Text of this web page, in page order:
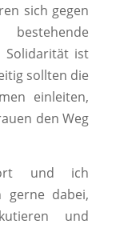
sich gegen
Solidarität ist
sollten die
einleiten,
den Weg
und ich
gerne dabei,
und